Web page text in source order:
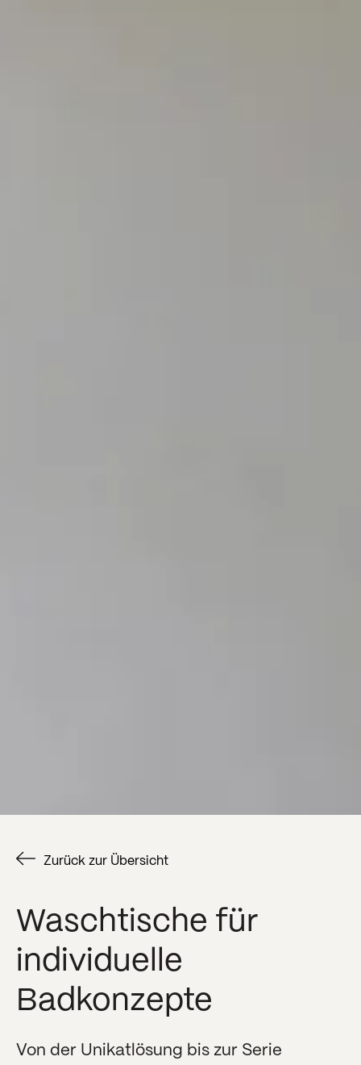
Zurück zur Übersicht
Waschtische für
individuelle
Badkonzepte
Von der Unikatlösung bis zur Serie